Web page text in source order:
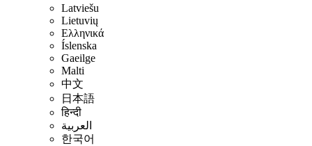
Latviešu
Lietuvių
Ελληνικά
Íslenska
Gaeilge
Malti
中文
日本語
हिन्दी
العربية
한국어